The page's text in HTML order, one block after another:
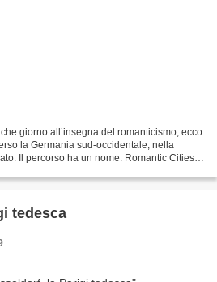
giorno all’insegna del romanticismo, ecco
la Germania sud-occidentale, nella
Il percorso ha un nome: Romantic Cities. Il
tedesca